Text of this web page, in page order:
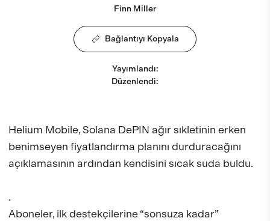
Finn Miller
Bağlantıyı Kopyala
Yayımlandı:
Düzenlendi:
Helium Mobile, Solana DePIN ağır sıkletinin erken
benimseyen fiyatlandırma planını durduracağını
açıklamasının ardından kendisini sıcak suda buldu.
.
Aboneler, ilk destekçilerine “sonsuza kadar”